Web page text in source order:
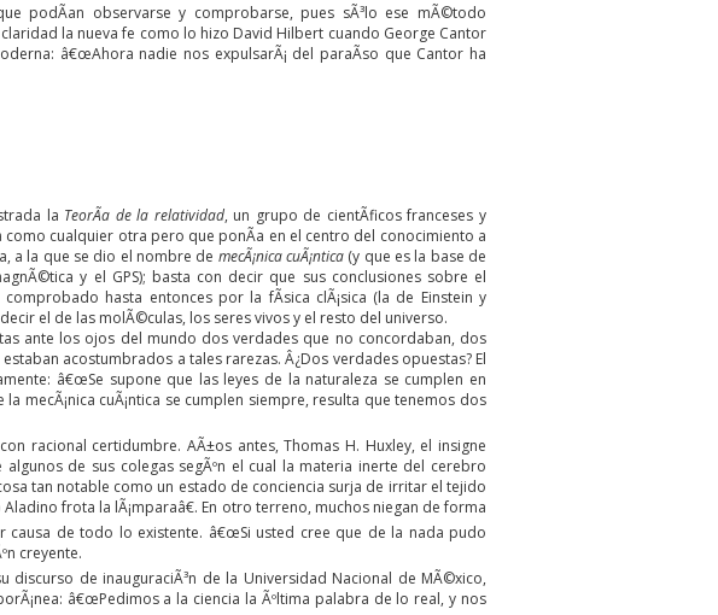
podÃ­an observarse y comprobarse, pues sÃ³lo ese mÃ©todo
la nueva fe como lo hizo David Hilbert cuando George Cantor
â€œAhora nadie nos expulsarÃ¡ del paraÃ­so que Cantor ha
la TeorÃ­a de la relatividad, un grupo de cientÃ­ficos franceses y
como cualquier otra pero que ponÃ­a en el centro del conocimiento a
a la que se dio el nombre de mecÃ¡nica cuÃ¡ntica (y que es la base de
y el GPS); basta con decir que sus conclusiones sobre el
hasta entonces por la fÃ­sica clÃ¡sica (la de Einstein y
el de las molÃ©culas, los seres vivos y el resto del universo.
ante los ojos del mundo dos verdades que no concordaban, dos
acostumbrados a tales rarezas. Â¿Dos verdades opuestas? El
â€œSe supone que las leyes de la naturaleza se cumplen en
mecÃ¡nica cuÃ¡ntica se cumplen siempre, resulta que tenemos dos
racional certidumbre. AÃ±os antes, Thomas H. Huxley, el insigne
de sus colegas segÃºn el cual la materia inerte del cerebro
tan notable como un estado de conciencia surja de irritar el tejido
frota la lÃ¡mparaâ€. En otro terreno, muchos niegan de forma
causa de todo lo existente. â€œSi usted cree que de la nada pudo
creyente.
discurso de inauguraciÃ³n de la Universidad Nacional de MÃ©xico,
â€œPedimos a la ciencia la Ãºltima palabra de lo real, y nos